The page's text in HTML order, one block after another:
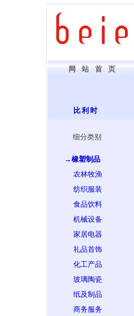
网站首页
比利时
细分类别
→橡塑制品
农林牧渔
纺织服装
食品饮料
机械设备
家居电器
礼品首饰
化工产品
玻璃陶瓷
纸及制品
商务服务